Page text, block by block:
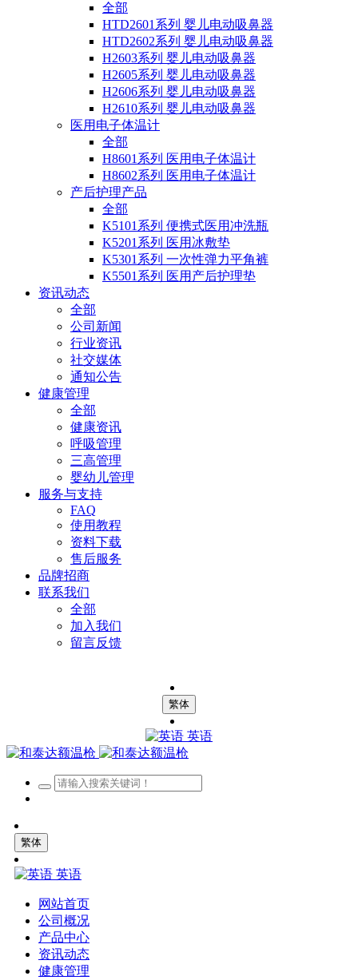
全部
HTD2601系列 婴儿电动吸鼻器
HTD2602系列 婴儿电动吸鼻器
H2603系列 婴儿电动吸鼻器
H2605系列 婴儿电动吸鼻器
H2606系列 婴儿电动吸鼻器
H2610系列 婴儿电动吸鼻器
医用电子体温计
全部
H8601系列 医用电子体温计
H8602系列 医用电子体温计
产后护理产品
全部
K5101系列 便携式医用冲洗瓶
K5201系列 医用冰敷垫
K5301系列 一次性弹力平角裤
K5501系列 医用产后护理垫
资讯动态
全部
公司新闻
行业资讯
社交媒体
通知公告
健康管理
全部
健康资讯
呼吸管理
三高管理
婴幼儿管理
服务与支持
FAQ
使用教程
资料下载
售后服务
品牌招商
联系我们
全部
加入我们
留言反馈
繁体
英语
繁体
英语
网站首页
公司概况
产品中心
资讯动态
健康管理